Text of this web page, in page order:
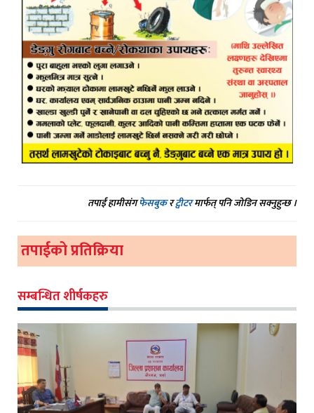
तपाईं हामीसंगफेसबुकरट्वीटरमार्फत् पनि जोडिन सक्नुहुन्छ ।
तपाईको प्रतिक्रिया
सम्बन्धित शीर्षकहरु